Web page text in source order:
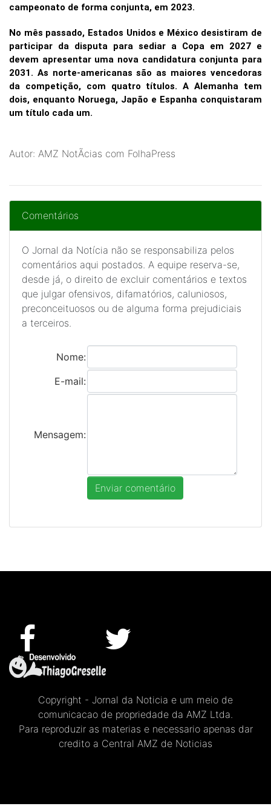
campeonato de forma conjunta, em 2023.
No mês passado, Estados Unidos e México desistiram de
participar da disputa para sediar a Copa em 2027 e
devem apresentar uma nova candidatura conjunta para
2031. As norte-americanas são as maiores vencedoras
da competição, com quatro títulos. A Alemanha tem
dois, enquanto Noruega, Japão e Espanha conquistaram
um título cada um.
Autor: AMZ NotÃ­cias com FolhaPress
Comentários
O Jornal da Notícia não se responsabiliza pelos
comentários aqui postados. A equipe reserva-se,
desde já, o direito de excluir comentários e textos
que julgar ofensivos, difamatórios, caluniosos,
preconceituosos ou de alguma forma prejudiciais
a terceiros.
Nome:
E-mail:
Mensagem:
Copyright - Jornal da Noticia e um meio de
comunicacao de propriedade da AMZ Ltda.
Para reproduzir as materias e necessario apenas dar
credito a Central AMZ de Noticias